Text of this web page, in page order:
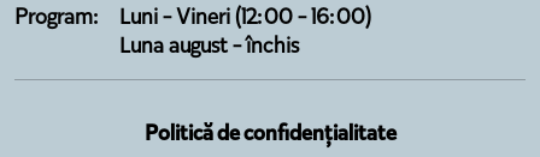
Program:
Luni - Vineri (12:00 - 16:00)
Luna august - închis
Politică de confidențialitate